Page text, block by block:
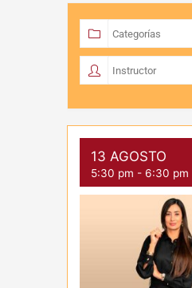
13 AGOSTO
5:30 pm - 6:30 pm